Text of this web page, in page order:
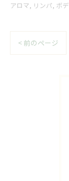
アロマ リンパ ボ
< 前のページ